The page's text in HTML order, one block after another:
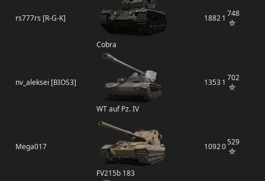
rs777rs [R-G-K]
Cobra
18821 748
nv_aleksei [BIOS3]
WT auf Pz. IV
13531 702
Mega017
FV215b 183
10920529